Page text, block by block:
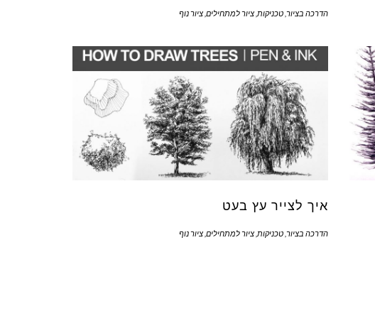
הדרכה בציור טכניקות ציור למתחילים ציור נוף
איך לצייר עץ בעט
הדרכה בציור טכניקות ציור למתחילים ציור נוף